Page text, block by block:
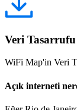
Veri Tasarrufu
WiFi Map'in Veri
Açık interneti